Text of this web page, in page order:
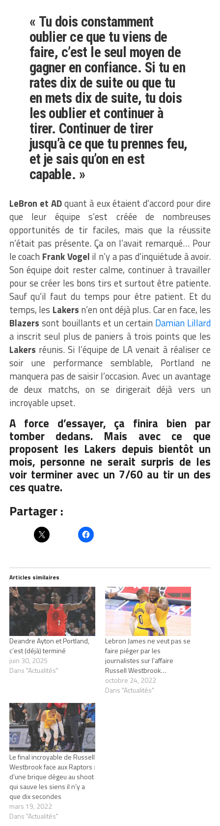
« Tu dois constamment
oublier ce que tu viens de
faire, c’est le seul moyen de
gagner en confiance. Si tu en
rates dix de suite ou que tu
en mets dix de suite, tu dois
les oublier et continuer à
tirer. Continuer de tirer
jusqu’à ce que tu prennes feu,
et je sais qu’on en est
capable. »
LeBron et ADquant à eux étaient d’accord pour dire
que leur équipe s’est créée de nombreuses
opportunités de tir faciles, mais que la réussite
n’était pas présente. Ça on l’avait remarqué… Pour
le coach Frank Vogel il n’y a pas d’inquiétude à avoir.
Son équipe doit rester calme, continuer à travailler
pour se créer les bons tirs et surtout être patiente.
Sauf qu’il faut du temps pour être patient. Et du
temps, les Lakers n’en ont déjà plus. Car en face, les
Blazers sont bouillants et un certain Damian Lillard
a inscrit seul plus de paniers à trois points que les
Lakers réunis. Si l’équipe de LA venait à réaliser ce
soir une performance semblable, Portland ne
manquera pas de saisir l’occasion. Avec un avantage
de deux matchs, on se dirigerait déjà vers un
incroyable upset.
A force d’essayer, ça finira bien par
tomber dedans. Mais avec ce que
proposent les Lakers depuis bientôt un
mois, personne ne serait surpris de les
voir terminer avec un 7/60 au tir un des
ces quatre.
Partager :
Articles similaires
Deandre Ayton et Portland,
c’est (déjà) terminé
juin 30, 2025
Dans "Actualités"
Lebron James ne veut pas se
faire piéger par les
journalistes sur l’affaire
Russell Westbrook…
octobre 24, 2022
Dans "Actualités"
Le final incroyable de Russell
Westbrook face aux Raptors :
d’une brique dégeu au shoot
qui sauve les siens il n’y a
que dix secondes
mars 19, 2022
Dans "Actualités"